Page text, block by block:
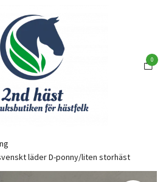
0
läder D-ponny/liten storhäst